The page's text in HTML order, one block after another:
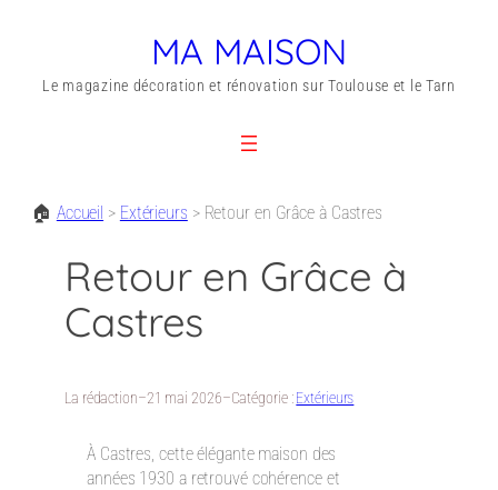
MA MAISON
Le magazine décoration et rénovation sur Toulouse et le Tarn
🏠 Accueil > Extérieurs > Retour en Grâce à Castres
Retour en Grâce à
Castres
La rédaction–21 mai 2026–Catégorie :Extérieurs
À Castres, cette élégante maison des
années 1930 a retrouvé cohérence et